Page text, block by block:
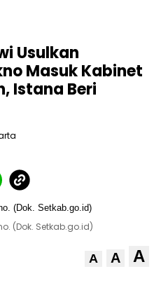
Usulkan
Masuk Kabinet
Istana Beri
(Dok. Setkab.go.id)
A A A